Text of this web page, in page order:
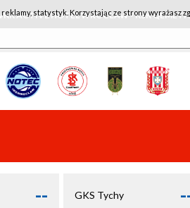
ACTIVE HOTEL WROCŁAW - KSK
-- GKS Tychy
statystyk. Korzystając ze strony wyrażasz